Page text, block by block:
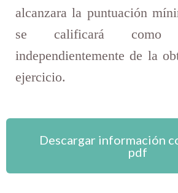
alcanzara la puntuación
se calificará como
independientemente de la
ejercicio.
Descargar información
pdf